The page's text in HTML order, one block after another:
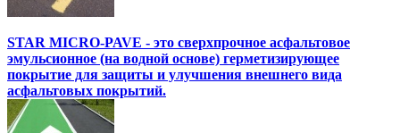
STAR MICRO-PAVE - это сверхпрочное асфальтовое
эмульсионное (на водной основе) герметизирующее
покрытие для защиты и улучшения внешнего вида
асфальтовых покрытий.